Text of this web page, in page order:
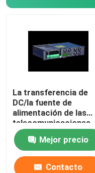
La transferencia de
DC/la fuente de
alimentación de las
telecomunicaciones
integró la batería del
mercado de la carga 1
del mercado del
sistema 4
Mejor precio
Contacto